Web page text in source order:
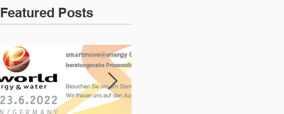
Featured Posts